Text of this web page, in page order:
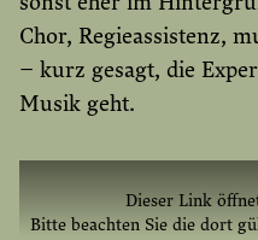
Chor, Regieassistenz,
– kurz gesagt, die
Musik geht.
Dieser Link
Bitte beachten Sie die dort